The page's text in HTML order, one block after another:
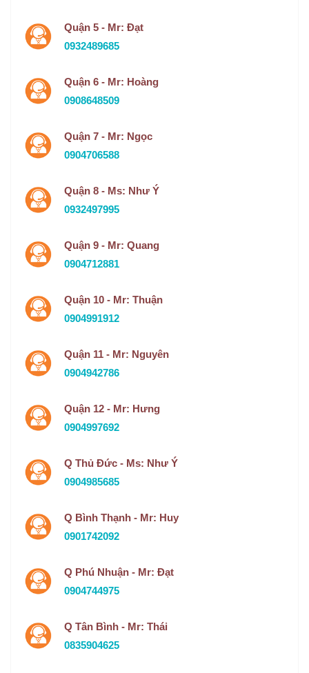
Quận 5 - Mr: Đạt
0932489685
Quận 6 - Mr: Hoàng
0908648509
Quận 7 - Mr: Ngọc
0904706588
Quận 8 - Ms: Như Ý
0932497995
Quận 9 - Mr: Quang
0904712881
Quận 10 - Mr: Thuận
0904991912
Quận 11 - Mr: Nguyên
0904942786
Quận 12 - Mr: Hưng
0904997692
Q Thủ Đức - Ms: Như Ý
0904985685
Q Bình Thạnh - Mr: Huy
0901742092
Q Phú Nhuận - Mr: Đạt
0904744975
Q Tân Bình - Mr: Thái
0835904625